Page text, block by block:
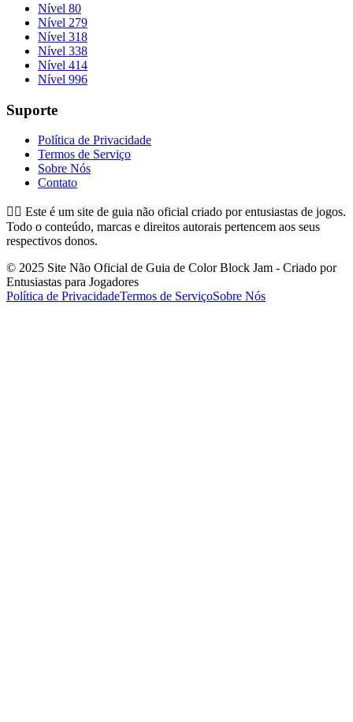
Nível 80
Nível 279
Nível 318
Nível 338
Nível 414
Nível 996
Suporte
Política de Privacidade
Termos de Serviço
Sobre Nós
Contato
👉🏻 Este é um site de guia não oficial criado por entusiastas de jogos.
Todo o conteúdo, marcas e direitos autorais pertencem aos seus
respectivos donos.
© 2025 Site Não Oficial de Guia de Color Block Jam - Criado por
Entusiastas para Jogadores
Política de PrivacidadeTermos de ServiçoSobre Nós